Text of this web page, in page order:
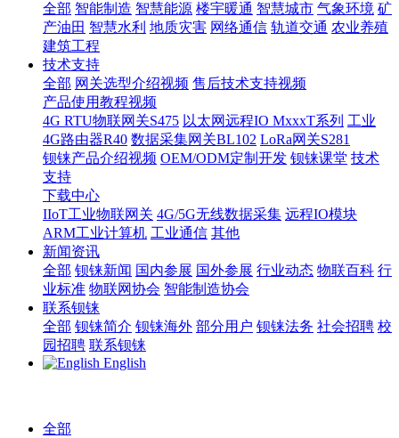
全部 智能制造 智慧能源 楼宇暖通 智慧城市 气象环境 矿
产油田 智慧水利 地质灾害 网络通信 轨道交通 农业养殖
建筑工程
技术支持
全部 网关选型介绍视频 售后技术支持视频
产品使用教程视频
4G RTU物联网关S475 以太网远程IO MxxxT系列 工业
4G路由器R40 数据采集网关BL102 LoRa网关S281
钡铼产品介绍视频 OEM/ODM定制开发 钡铼课堂 技术
支持
下载中心
IIoT工业物联网关 4G/5G无线数据采集 远程IO模块
ARM工业计算机 工业通信 其他
新闻资讯
全部 钡铼新闻 国内参展 国外参展 行业动态 物联百科 行
业标准 物联网协会 智能制造协会
联系钡铼
全部 钡铼简介 钡铼海外 部分用户 钡铼法务 社会招聘 校
园招聘 联系钡铼
English
全部